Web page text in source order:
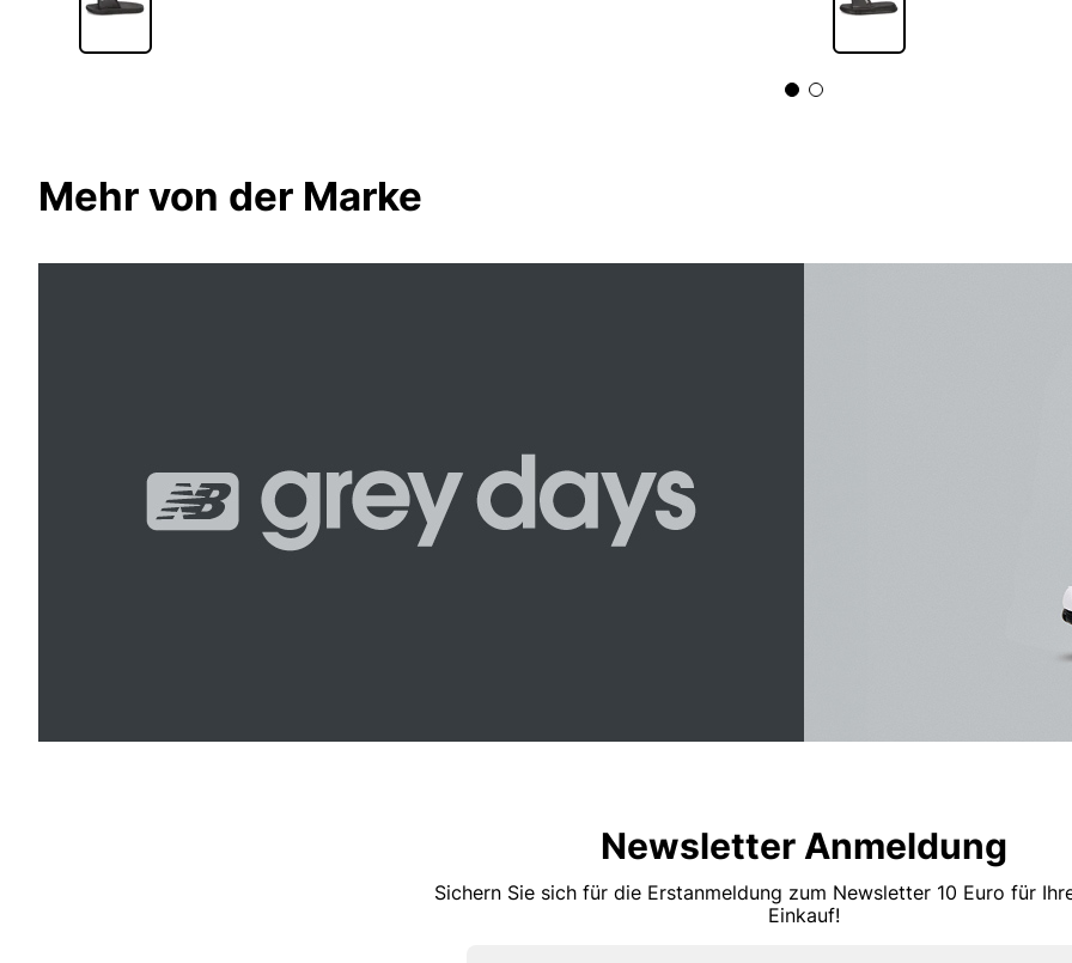
Mehr von der Marke
Newsletter Anmeldung
Sichern Sie sich für die Erstanmeldung zum Newsletter 10 Euro für
Einkauf!